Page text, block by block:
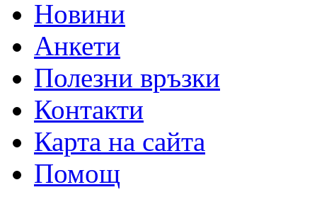
Новини
Анкети
Полезни връзки
Контакти
Карта на сайта
Помощ